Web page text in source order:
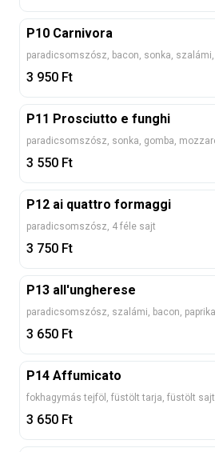
P10 Carnivora
paradicsomszósz, bacon, sonka,
3 950 Ft
P11 Prosciutto e funghi
paradicsomszósz, sonka, gomba,
3 550 Ft
P12 ai quattro formaggi
paradicsomszósz, 4 féle sajt
3 750 Ft
P13 all'ungherese
paradicsomszósz, szalámi, bacon,
3 650 Ft
P14 Affumicato
3 650 Ft